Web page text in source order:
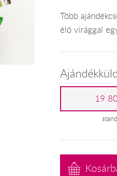
Több
élő virággal
19